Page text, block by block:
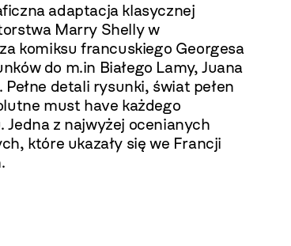
adaptacja klasycznej
Marry Shelly w
komiksu francuskiego Georgesa
do m.in Białego Lamy, Juana
Pełne detali rysunki, świat pełen
must have każdego
Jedna z najwyżej ocenianych
które ukazały się we Francji